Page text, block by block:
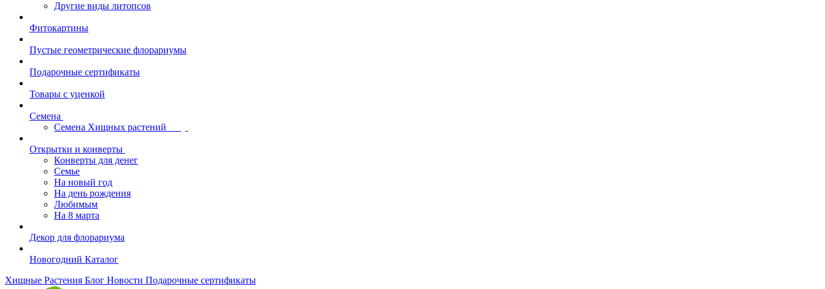
Другие виды литопсов
Фитокартины
Пустые геометрические флорариумы
Подарочные сертификаты
Товары с уценкой
Семена
Семена Хищных растений
Открытки и конверты
Конверты для денег
Семье
На новый год
На день рождения
Любимым
На 8 марта
Декор для флорариума
Новогодний Каталог
Хищные Растения Блог Новости Подарочные сертификаты